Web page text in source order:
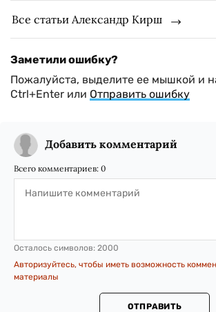
Все статьи Александр Кирш
Заметили ошибку?
Пожалуйста, выделите ее мышкой и
Ctrl+Enter или Отправить ошибку
Добавить комментарий
Всего комментариев: 0
Осталось символов: 2000
Авторизуйтесь, чтобы иметь возможность
материалы
ОТПРАВИТЬ